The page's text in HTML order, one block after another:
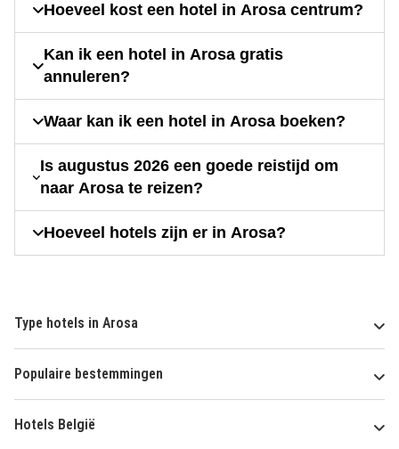
Hoeveel kost een hotel in Arosa centrum?
Kan ik een hotel in Arosa gratis
annuleren?
Waar kan ik een hotel in Arosa boeken?
Is augustus 2026 een goede reistijd om
naar Arosa te reizen?
Hoeveel hotels zijn er in Arosa?
Type hotels in Arosa
Populaire bestemmingen
Hotels België